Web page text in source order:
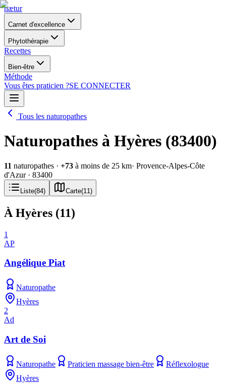
nætur
Carnet d'excellence
Phytothérapie
Recettes
Bien-être
Méthode
Vous êtes praticien ?SE CONNECTER
Tous les naturopathes
Naturopathes à Hyères (83400)
11 naturopathes · +73 à moins de 25 km· Provence-Alpes-Côte
d'Azur· 83400
Liste(84) Carte(11 )
À Hyères (11)
1
AP
Angélique Piat
Naturopathe
Hyères
2
Ad
Art de Soi
Naturopathe Praticien massage bien-être
Réflexologue
Hyères